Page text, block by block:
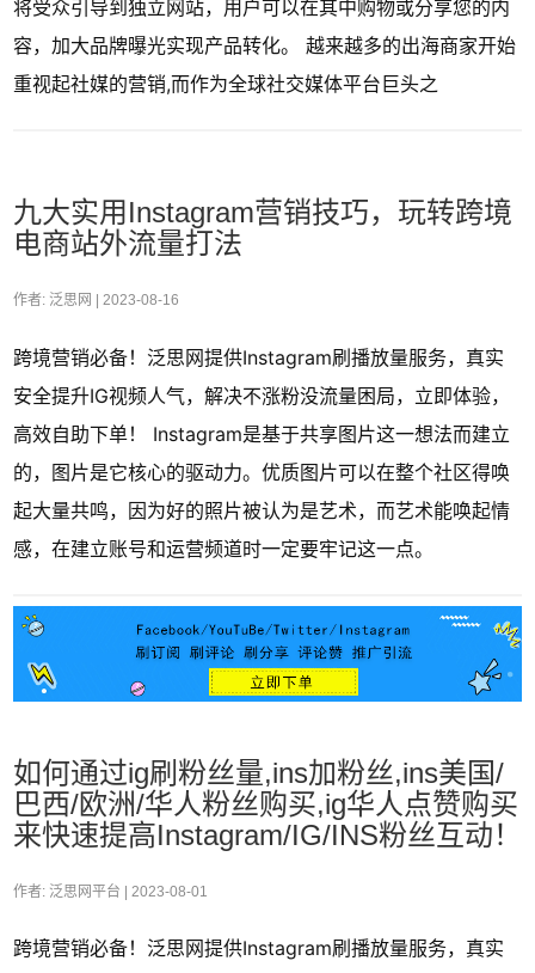
将受众引导到独立网站，用户可以在其中购物或分享您的内
容，加大品牌曝光实现产品转化。 越来越多的出海商家开始
重视起社媒的营销,而作为全球社交媒体平台巨头之
九大实用Instagram营销技巧，玩转跨境
电商站外流量打法
作者: 泛思网 | 2023-08-16
跨境营销必备！泛思网提供Instagram刷播放量服务，真实
安全提升IG视频人气，解决不涨粉没流量困局，立即体验，
高效自助下单！ Instagram是基于共享图片这一想法而建立
的，图片是它核心的驱动力。优质图片可以在整个社区得唤
起大量共鸣，因为好的照片被认为是艺术，而艺术能唤起情
感，在建立账号和运营频道时一定要牢记这一点。
如何通过ig刷粉丝量,ins加粉丝,ins美国/
巴西/欧洲/华人粉丝购买,ig华人点赞购买
来快速提高Instagram/IG/INS粉丝互动！
作者: 泛思网平台 | 2023-08-01
跨境营销必备！泛思网提供Instagram刷播放量服务，真实